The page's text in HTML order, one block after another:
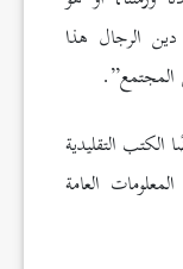
الرجال هذا
المجتمع”.
التقليدية
العامة